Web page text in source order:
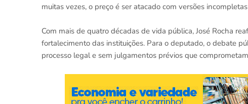
muitas vezes, o preço é ser atacado com versões
Com mais de quatro décadas de vida pública, José Rocha
fortalecimento das instituições. Para o deputado, o debate
processo legal e sem julgamentos prévios que